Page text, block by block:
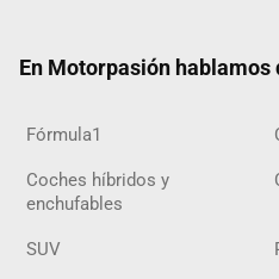
En Motorpasión hablamos
Fórmula1
Coches híbridos y
enchufables
SUV